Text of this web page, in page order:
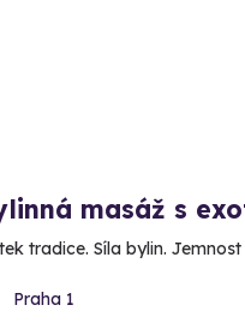
masáž s
tradice. Síla bylin. Jemnost
Praha 1